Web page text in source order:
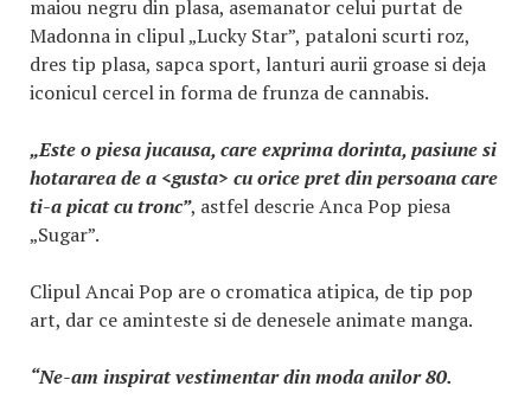
maiou negru din plasa, asemanator celui purtat de
Madonna in clipul „Lucky Star”, pataloni scurti roz,
dres tip plasa, sapca sport, lanturi aurii groase si deja
iconicul cercel in forma de frunza de cannabis.
„Este o piesa jucausa, care exprima dorinta, pasiune si
hotararea de a <gusta> cu orice pret din persoana care
ti-a picat cu tronc”, astfel descrie Anca Pop piesa
„Sugar”.
Clipul Ancai Pop are o cromatica atipica, de tip pop
art, dar ce aminteste si de denesele animate manga.
“Ne-am inspirat vestimentar din moda anilor 80.